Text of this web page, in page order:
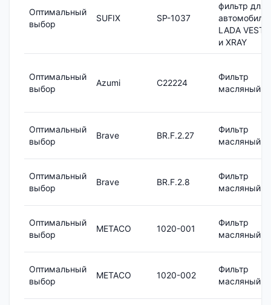
Оптимальный
выбор
SUFIX SP-1037
фильтр для
LADA VESTA
и XRAY
Оптимальный
выбор
Azumi C22224
Фильтр
масляный
Оптимальный
выбор
Brave BR.F.2.27
Фильтр
масляный
Оптимальный
выбор
Brave BR.F.2.8
Фильтр
масляный
Оптимальный
выбор
METACO 1020-001
Фильтр
масляный
Оптимальный
выбор
METACO 1020-002
Фильтр
масляный